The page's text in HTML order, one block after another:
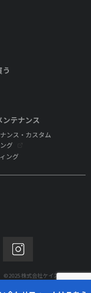
う
ンテナンス
ンス・カスタム
グ
ング
©2025 株式会社ケイズモビリティ